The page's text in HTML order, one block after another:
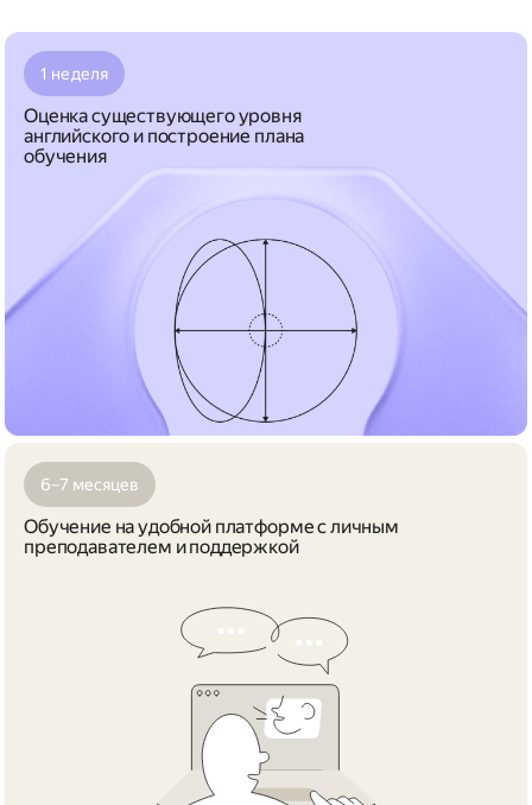
1 неделя
Оценка существующего уровня
английского и построение плана
обучения
6–7 месяцев
Обучение на удобной платформе с личным
преподавателем и поддержкой